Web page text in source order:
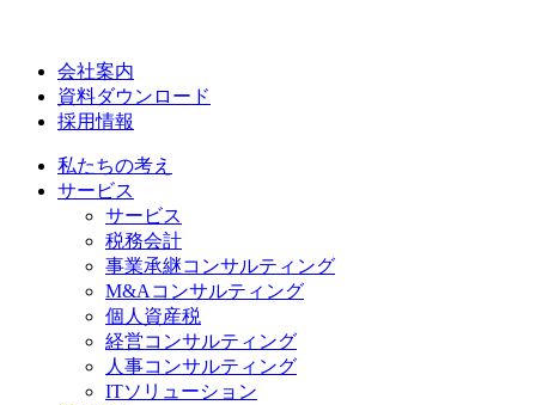
会社案内
資料ダウンロード
採用情報
私たちの考え
サービス
サービス
税務会計
事業承継コンサルティング
M&Aコンサルティング
個人資産税
経営コンサルティング
人事コンサルティング
ITソリューション